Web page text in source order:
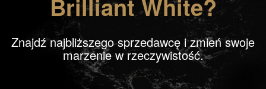
Brilliant White?
Znajdź najbliższego sprzedawcę i zmień swoje
marzenie w rzeczywistość.